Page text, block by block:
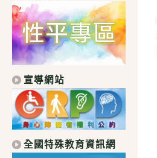
宣導網站
全國特殊教育資訊網